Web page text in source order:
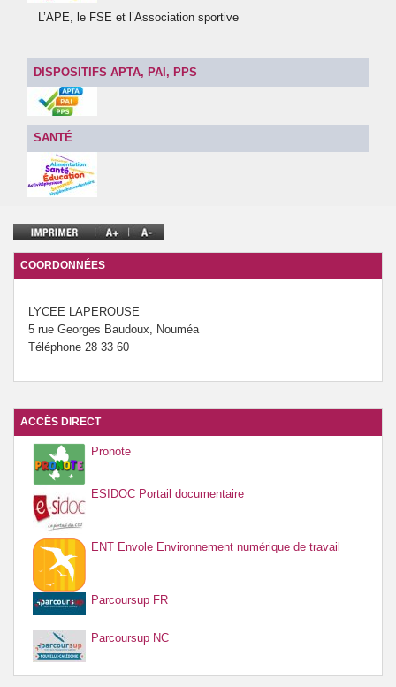
L’APE, le FSE et l’Association sportive
DISPOSITIFS APTA, PAI, PPS
SANTÉ
COORDONNÉES
LYCEE LAPEROUSE
5 rue Georges Baudoux, Nouméa
Téléphone 28 33 60
ACCÈS DIRECT
Pronote
ESIDOC Portail documentaire
ENT Envole Environnement numérique de travail
Parcoursup FR
Parcoursup NC